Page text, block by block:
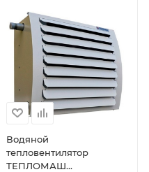
Водяной
тепловентилятор
ТЕПЛОМАШ